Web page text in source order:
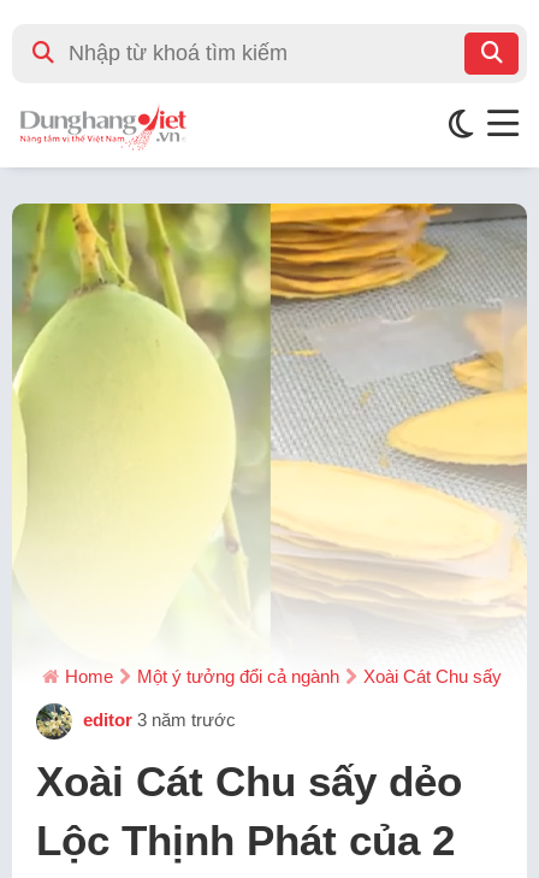
Home Một ý tưởng đổi cả ngành Xoài Cát Chu sấy
editor 3 năm trước
Xoài Cát Chu sấy dẻo
Lộc Thịnh Phát của 2